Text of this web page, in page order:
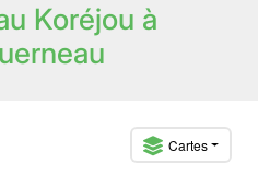
Koréjou à
Cartes